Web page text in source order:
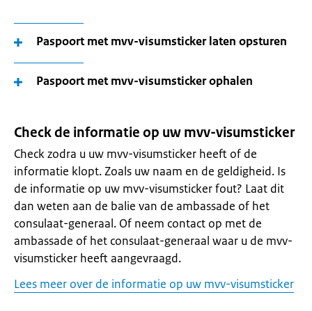
Paspoort met mvv-visumsticker laten opsturen
Paspoort met mvv-visumsticker ophalen
Check de informatie op uw mvv-visumsticker
Check zodra u uw mvv-visumsticker heeft of de
informatie klopt. Zoals uw naam en de geldigheid. Is
de informatie op uw mvv-visumsticker fout? Laat dit
dan weten aan de balie van de ambassade of het
consulaat-generaal. Of neem contact op met de
ambassade of het consulaat-generaal waar u de mvv-
visumsticker heeft aangevraagd.
Lees meer over de informatie op uw mvv-visumsticker